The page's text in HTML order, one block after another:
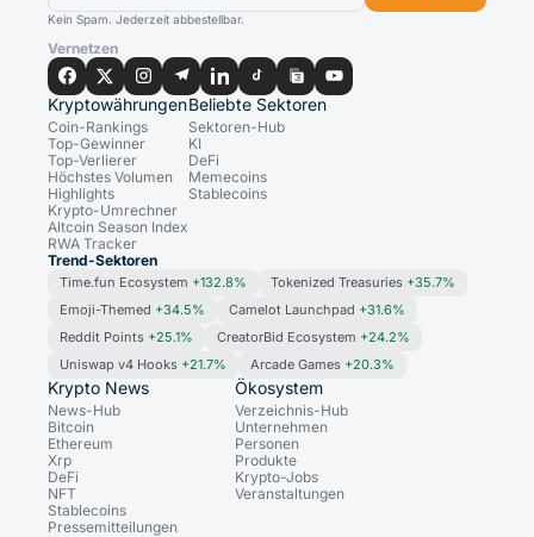
Kein Spam. Jederzeit abbestellbar.
Vernetzen
Kryptowährungen
Coin-Rankings
Top-Gewinner
Top-Verlierer
Höchstes Volumen
Highlights
Krypto-Umrechner
Altcoin Season Index
RWA Tracker
Beliebte Sektoren
Sektoren-Hub
KI
DeFi
Memecoins
Stablecoins
Trend-Sektoren
Time.fun Ecosystem +132.8% Tokenized Treasuries +35.7%
Emoji-Themed +34.5% Camelot Launchpad +31.6%
Reddit Points +25.1% CreatorBid Ecosystem +24.2%
Uniswap v4 Hooks +21.7% Arcade Games +20.3%
Krypto News
News-Hub
Bitcoin
Ethereum
Xrp
DeFi
NFT
Stablecoins
Pressemitteilungen
Ökosystem
Verzeichnis-Hub
Unternehmen
Personen
Produkte
Krypto-Jobs
Veranstaltungen